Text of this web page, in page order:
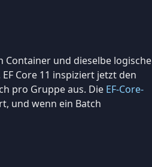
Container und dieselbe logische
Core 11 inspiziert jetzt den
pro Gruppe aus. Die EF-Core-
und wenn ein Batch